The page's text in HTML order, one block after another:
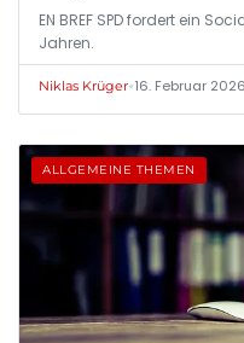
EN BREF SPD fordert ein
Jahren.
Niklas Krüger•16. Februar 2026
ALLGEMEINE THEMEN